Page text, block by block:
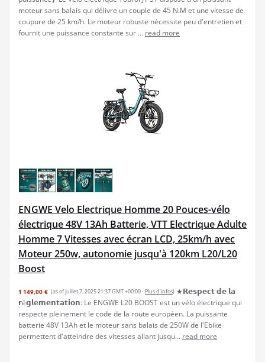
moteur sans balais qui délivre un couple de 45 N.M et une vitesse de
coupure de 25 km/h. Le moteur robuste nécessite peu d'entretien et
fournit une puissance constante sur ... read more
ENGWE Velo Electrique Homme 20 Pouces-vélo
électrique 48V 13Ah Batterie, VTT Electrique Adulte
Homme 7 Vitesses avec écran LCD, 25km/h avec
Moteur 250w, autonomie jusqu'à 120km L20/L20
Boost
1 149,00 € (as of juillet 7, 2025 21:37 GMT +00:00 - Plus d’infos) ★𝗥𝗲𝘀𝗽𝗲𝗰𝘁 𝗱𝗲 𝗹𝗮
𝗿é𝗴𝗹𝗲𝗺𝗲𝗻𝘁𝗮𝘁𝗶𝗼𝗻: Le ENGWE L20 BOOST est un vélo électrique qui
respecte pleinement le code de la route européen. La puissante
batterie 48V 13Ah et le moteur sans balais de 250W de l'Ebike
permettent d'atteindre des vitesses allant jusqu... read more